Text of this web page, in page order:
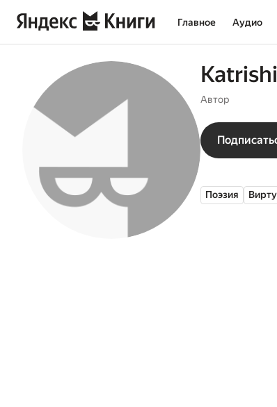
Главное Аудио
Автор
Поэзия